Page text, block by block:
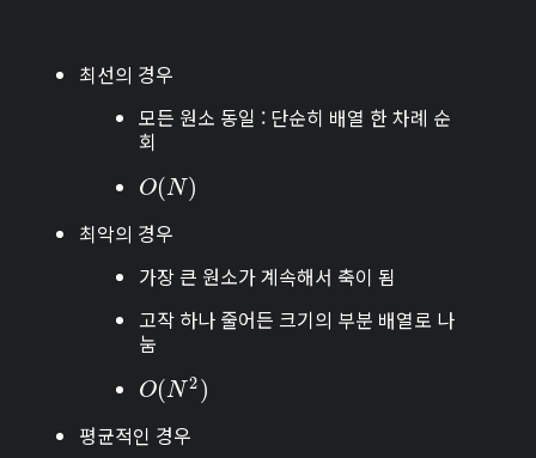
최선의 경우
모든 원소 동일 : 단순히 배열 한 차례 순
회
O(N)
O(N)
최악의 경우
가장 큰 원소가 계속해서 축이 됨
고작 하나 줄어든 크기의 부분 배열로 나
눔
O(N 2)
O(N2)
평균적인 경우